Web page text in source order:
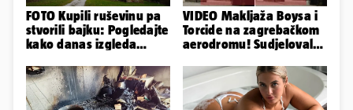
FOTO Kupili ruševinu pa
stvorili bajku: Pogledajte
kako danas izgleda
VIDEO Makljaža Boysa i
Torcide na zagrebačkom
aerodromu! Sudjelovalo